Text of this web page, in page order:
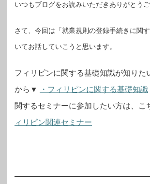
いつもブログをお読みいただきありがとうご
さて、今回は「就業規則の登録手続きに関
いてお話していこうと思います。
フィリピンに関する基礎知識が知りた
から▼
・フィリピンに関する基礎知識
関するセミナーに参加したい方は、こ
ィリピン関連セミナー